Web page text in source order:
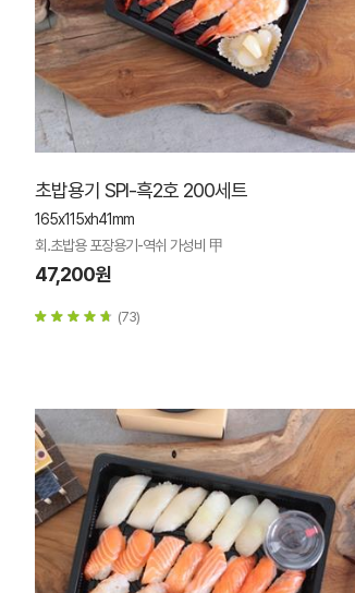
초밥용기 SPI-흑2호 200세트
165x115xh41mm
회.초밥용 포장용기-역쉬 가성비 甲
47,200원
(73)